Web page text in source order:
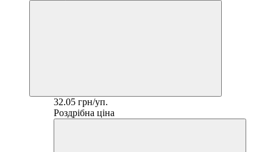
32.05 грн/уп.
Роздрібна ціна